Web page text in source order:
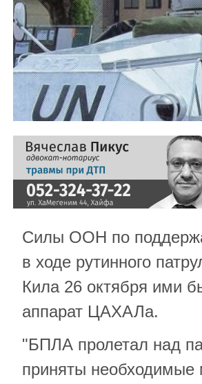
Силы ООН по
в ходе рутинного
Кила 26 октября ими
аппарат ЦАХАЛа.
"БПЛА пролетал над
приняты необходимые